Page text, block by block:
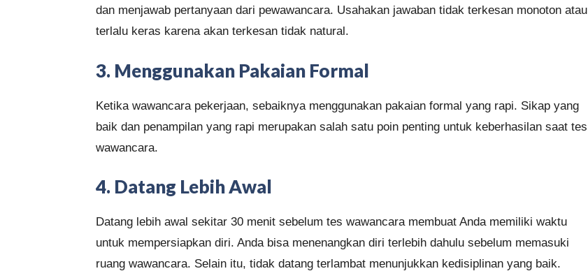
dan menjawab pertanyaan dari pewawancara. Usahakan jawaban tidak terkesan monoton atau
terlalu keras karena akan terkesan tidak natural.
3. Menggunakan Pakaian Formal
Ketika wawancara pekerjaan, sebaiknya menggunakan pakaian formal yang rapi. Sikap yang
baik dan penampilan yang rapi merupakan salah satu poin penting untuk keberhasilan saat tes
wawancara.
4. Datang Lebih Awal
Datang lebih awal sekitar 30 menit sebelum tes wawancara membuat Anda memiliki waktu
untuk mempersiapkan diri. Anda bisa menenangkan diri terlebih dahulu sebelum memasuki
ruang wawancara. Selain itu, tidak datang terlambat menunjukkan kedisiplinan yang baik.